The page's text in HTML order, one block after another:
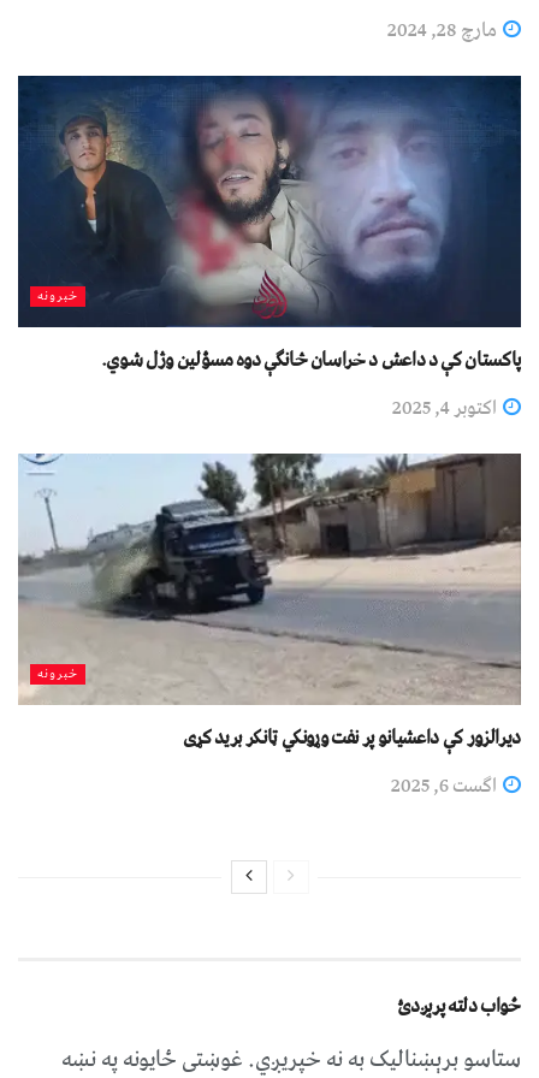
مارچ 28, 2024
خبرونه
پاکستان کې د داعش د خراسان څانګې دوه مسؤلین وژل شوي.
اکتوبر 4, 2025
خبرونه
دیرالزور کې داعشیانو پر نفت وړونکي ټانکر برید کړی
اگست 6, 2025
ځواب دلته پرېږدئ
ستاسو برېښناليک به نه خپريږي.غوښتى ځایونه په نښه